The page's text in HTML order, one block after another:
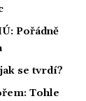
Pořádně
se tvrdí?
Tohle